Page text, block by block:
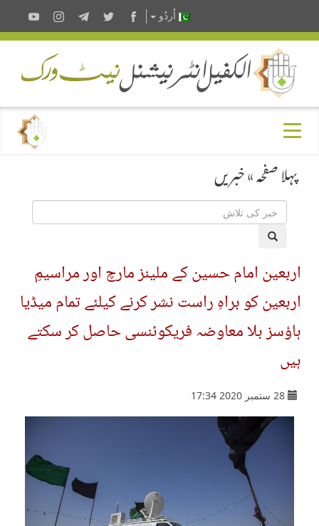
اُردُو
پہلا صفحہ»خبریں
اربعین امام حسین کے ملینز مارچ اور مراسیمِ
اربعین کو براہِ راست نشر کرنے کیلئے تمام میڈیا
ہاؤسز بلا معاوضہ فریکوئنسی حاصل کر سکتے
ہیں
28 ستمبر 2020 17:34